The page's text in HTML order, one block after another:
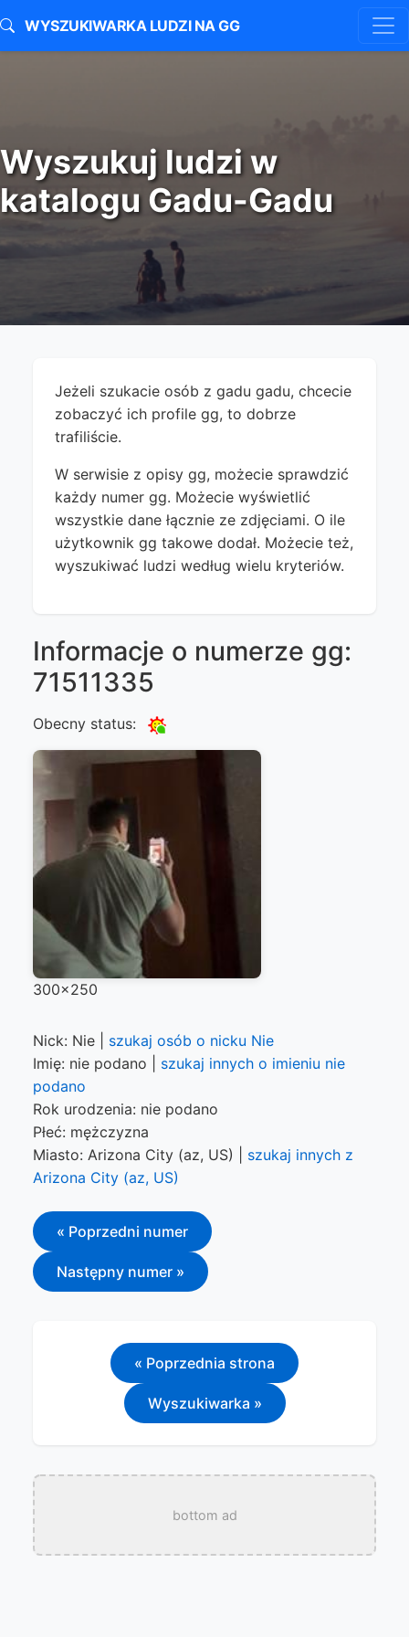
WYSZUKIWARKA LUDZI NA GG
Wyszukuj ludzi w
katalogu Gadu-Gadu
Jeżeli szukacie osób z gadu gadu, chcecie
zobaczyć ich profile gg, to dobrze
trafiliście.
W serwisie z opisy gg, możecie sprawdzić
każdy numer gg. Możecie wyświetlić
wszystkie dane łącznie ze zdjęciami. O ile
użytkownik gg takowe dodał. Możecie też,
wyszukiwać ludzi według wielu kryteriów.
Informacje o numerze gg:
71511335
Obecny status:
300x250
Nick: Nie | szukaj osób o nicku Nie
Imię: nie podano | szukaj innych o imieniu nie
podano
Rok urodzenia: nie podano
Płeć: mężczyzna
Miasto: Arizona City (az, US) | szukaj innych z
Arizona City (az, US)
« Poprzedni numer
Następny numer »
« Poprzednia strona
Wyszukiwarka »
bottom ad